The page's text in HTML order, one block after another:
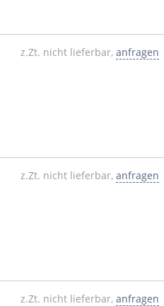
z.Zt. nicht lieferbar, anfragen
z.Zt. nicht lieferbar, anfragen
z.Zt. nicht lieferbar, anfragen